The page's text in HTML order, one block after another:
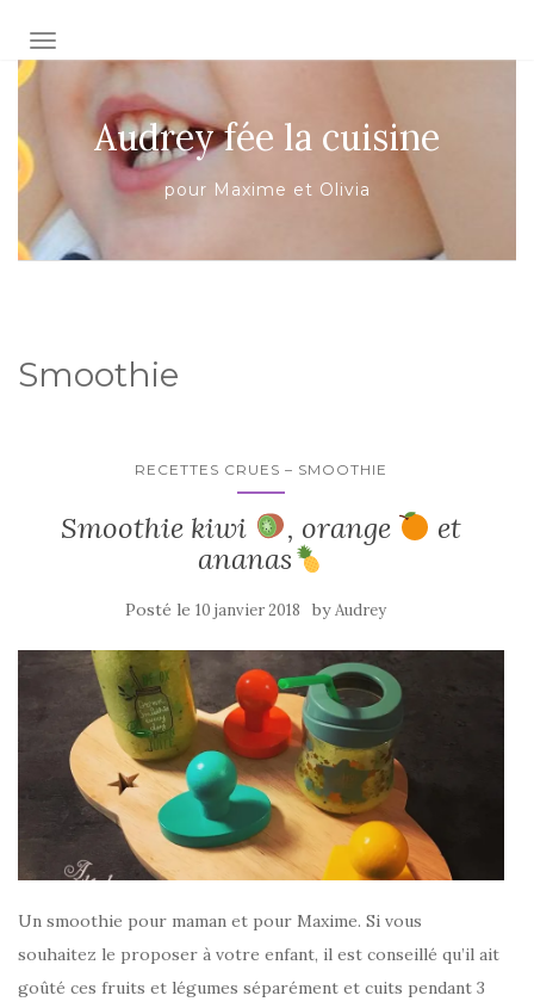
AFFICHER/MASQUER LA NAVIGATION
Audrey fée la cuisine
pour Maxime et Olivia
Smoothie
RECETTES CRUES – SMOOTHIE
Smoothie kiwi , orange
et
ananas
Posté le 10 janvier 2018 byAudrey
Un smoothie pour maman et pour Maxime. Si vous
souhaitez le proposer à votre enfant, il est conseillé qu’il ait
goûté ces fruits et légumes séparément et cuits pendant 3